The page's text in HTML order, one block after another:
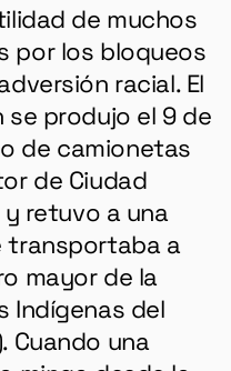
de muchos
por los bloqueos
racial. El
produjo el 9 de
de camionetas
de Ciudad
retuvo a una
transportaba a
mayor de la
Indígenas del
Cuando una